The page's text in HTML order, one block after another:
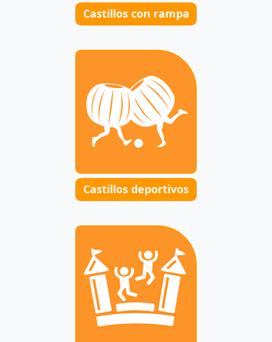
Castillos con rampa
Castillos deportivos